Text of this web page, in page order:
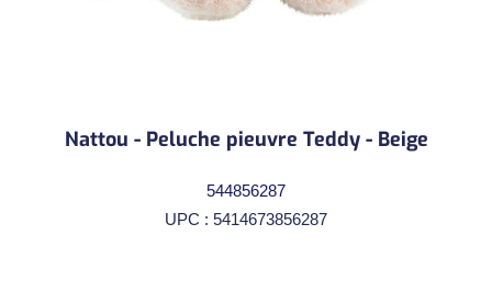
Nattou - Peluche pieuvre Teddy - Beige
544856287
UPC : 5414673856287